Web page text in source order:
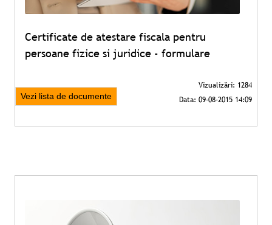
Certificate de atestare fiscala pentru
persoane fizice si juridice - formulare
Vezi lista de documente